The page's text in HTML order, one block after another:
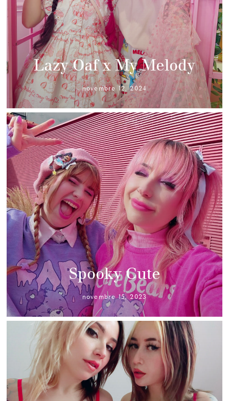
Lazy Oaf x My Melody
novembre 12, 2024
Spooky Cute
novembre 15, 2023